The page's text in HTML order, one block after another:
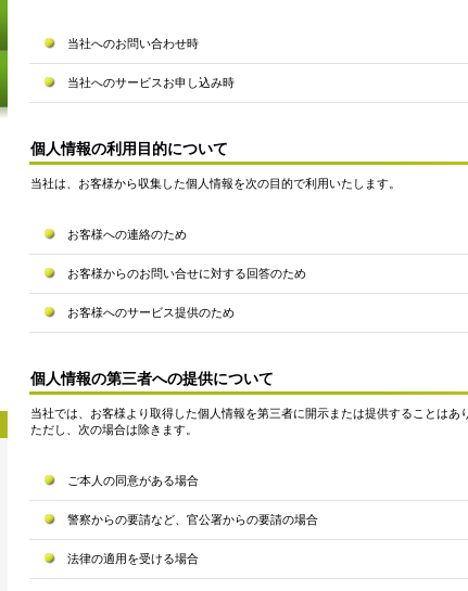
当社へのお問い合わせ時
当社へのサービスお申し込み時
個人情報の利用目的について
当社は、お客様から収集した個人情報を次の目的で利用いたします。
お客様への連絡のため
お客様からのお問い合せに対する回答のため
お客様へのサービス提供のため
個人情報の第三者への提供について
当社では、お客様より取得した個人情報を第三者に開示または提供することはあ
ただし、次の場合は除きます。
ご本人の同意がある場合
警察からの要請など、官公署からの要請の場合
法律の適用を受ける場合